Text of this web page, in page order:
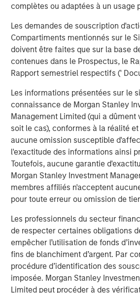
complètes ou adaptées à un usage
Les demandes de souscription
Compartiments mentionnés sur le
doivent être faites que sur la base
contenues dans le Prospectus, le
Rapport semestriel respectifs ('
Les informations présentées sur le
connaissance de Morgan Stanley
Management Limited (qui a dûment
soit le cas), conformes à la réalité
aucune omission susceptible
l'exactitude des informations ainsi
Toutefois, aucune garantie
Morgan Stanley Investment
membres affiliés n'acceptent
pour toute erreur ou omission de
Les professionnels du secteur
de respecter certaines obligations
empêcher l’utilisation de fonds
fins de blanchiment d’argent. Par
procédure d’identification des
imposée. Morgan Stanley
Limited peut procéder à des
Opportunities and
Value of Growth
CONSILIENT OBSERVER
Bayes and Base Rates 2.0:
The Authors
Michael Mauboussin
Dan Callahan, CFA
Vice President